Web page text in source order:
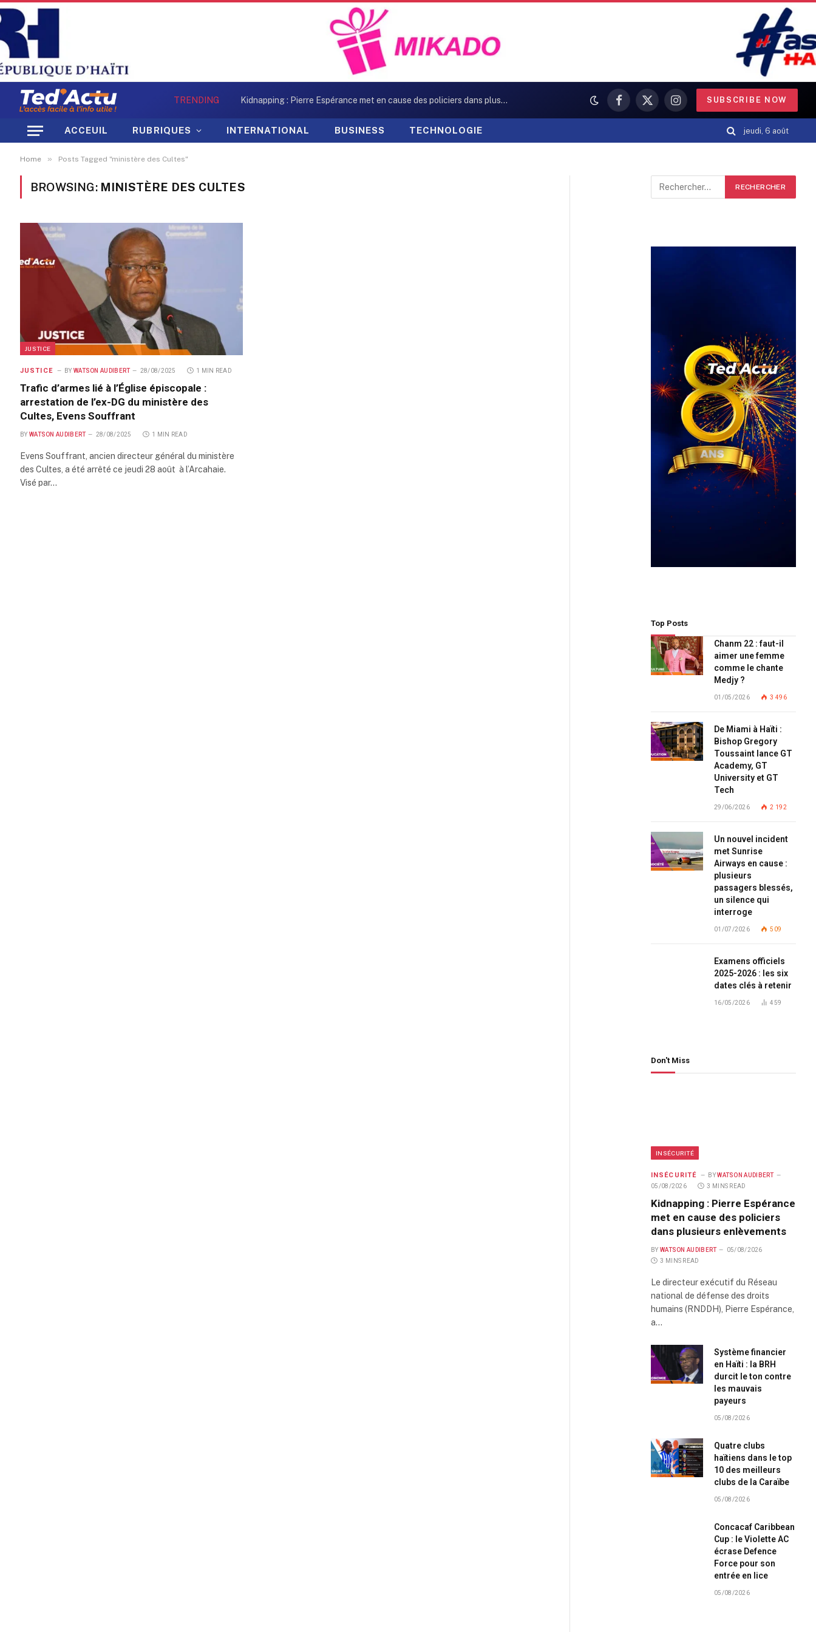
TRENDING Kidnapping : Pierre Espérance met en cause des policiers dans plusieurs enlèvements
Facebook
X
(Twitter)
Instagram
SUBSCRIBE NOW
ACCEUIL RUBRIQUES INTERNATIONAL BUSINESS TECHNOLOGIE jeudi, 6 août
Home » Posts Tagged "ministère des Cultes"
BROWSING: MINISTÈRE DES CULTES
JUSTICE
JUSTICE BY WATSON AUDIBERT 28/08/2025 1 MIN READ
Trafic d’armes lié à l’Église épiscopale :
arrestation de l’ex-DG du ministère des
Cultes, Evens Souffrant
BY WATSON AUDIBERT 28/08/2025 1 MIN READ
Evens Souffrant, ancien directeur général du ministère
des Cultes, a été arrêté ce jeudi 28 août à l’Arcahaie.
Visé par…
Top Posts
Chanm 22 : faut-il
aimer une femme
comme le chante
Medjy ?
01/05/2026 3 496
De Miami à Haïti :
Bishop Gregory
Toussaint lance GT
Academy, GT
University et GT
Tech
29/06/2026 2 192
Un nouvel incident
met Sunrise
Airways en cause :
plusieurs
passagers blessés,
un silence qui
interroge
01/07/2026 509
Examens officiels
2025-2026 : les six
dates clés à retenir
16/05/2026 459
Don't Miss
INSÉCURITÉ
INSÉCURITÉ BY WATSON AUDIBERT
05/08/2026
3 MINS READ
Kidnapping : Pierre Espérance
met en cause des policiers
dans plusieurs enlèvements
BY WATSON AUDIBERT
05/08/2026
3 MINS READ
Le directeur exécutif du Réseau
national de défense des droits
humains (RNDDH), Pierre Espérance,
a…
Système financier
en Haïti : la BRH
durcit le ton contre
les mauvais
payeurs
05/08/2026
Quatre clubs
haïtiens dans le top
10 des meilleurs
clubs de la Caraïbe
05/08/2026
Concacaf Caribbean
Cup : le Violette AC
écrase Defence
Force pour son
entrée en lice
05/08/2026